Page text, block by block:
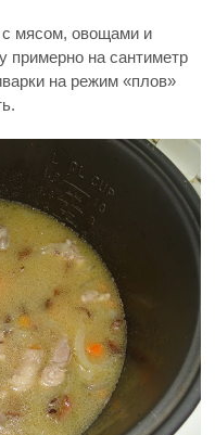
мясом, овощами и
примерно на сантиметр
на режим «плов»